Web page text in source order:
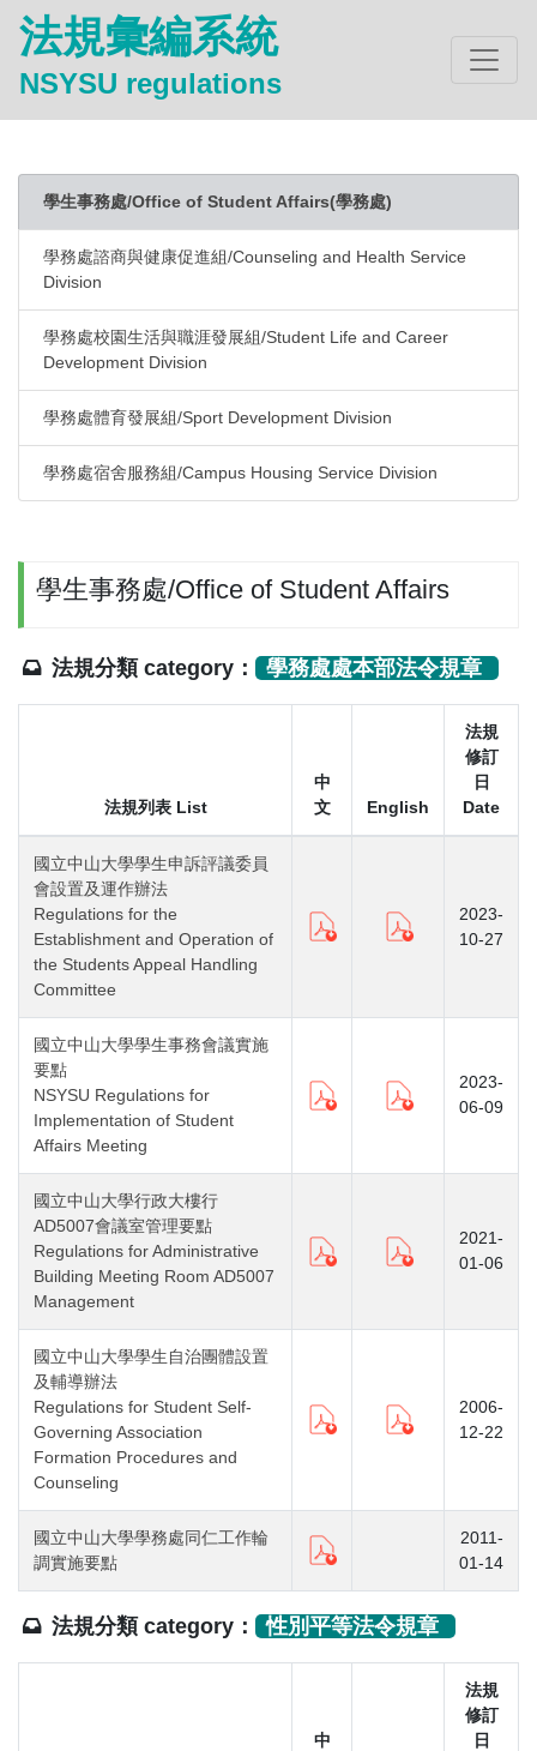
法規彙編系統
NSYSU regulations
學生事務處/Office of Student Affairs(學務處)
學務處諮商與健康促進組/Counseling and Health Service
Division
學務處校園生活與職涯發展組/Student Life and Career
Development Division
學務處體育發展組/Sport Development Division
學務處宿舍服務組/Campus Housing Service Division
學生事務處/Office of Student Affairs
法規分類 category： 學務處處本部法令規章
法規列表 List
中
文
English
法規
修訂
日
Date
國立中山大學學生申訴評議委員
會設置及運作辦法
Regulations for the
Establishment and Operation of
the Students Appeal Handling
Committee
2023-
10-27
國立中山大學學生事務會議實施
要點
NSYSU Regulations for
Implementation of Student
Affairs Meeting
2023-
06-09
國立中山大學行政大樓行
AD5007會議室管理要點
Regulations for Administrative
Building Meeting Room AD5007
Management
2021-
01-06
國立中山大學學生自治團體設置
及輔導辦法
Regulations for Student Self-
Governing Association
Formation Procedures and
Counseling
2006-
12-22
國立中山大學學務處同仁工作輪
調實施要點
2011-
01-14
法規分類 category： 性別平等法令規章
中
法規
修訂
日